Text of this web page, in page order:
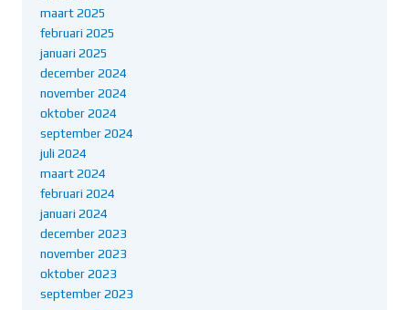
maart 2025
februari 2025
januari 2025
december 2024
november 2024
oktober 2024
september 2024
juli 2024
maart 2024
februari 2024
januari 2024
december 2023
november 2023
oktober 2023
september 2023